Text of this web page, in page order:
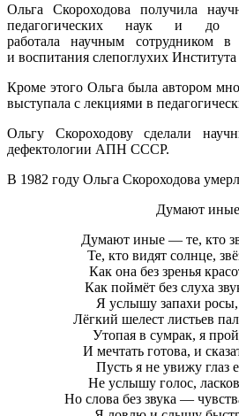
Ольга Скороходова получила
педагогических наук и до
работала научным сотрудником в
и воспитания слепоглухих
Кроме этого Ольга была автором
выступала с лекциями в
Ольгу Скороходову сделали
дефектологии АПН СССР.
В 1982 году Ольга Скороходова
Думают иные
Думают иные — те, кто
Те, кто видят солнце,
Как она без зренья
Как поймёт без слуха
Я услышу запахи росы,
Лёгкий шелест листьев
Утопая в сумрак, я
И мечтать готова, и
Пусть я не увижу глаз
Не услышу голос,
Но слова без звука —